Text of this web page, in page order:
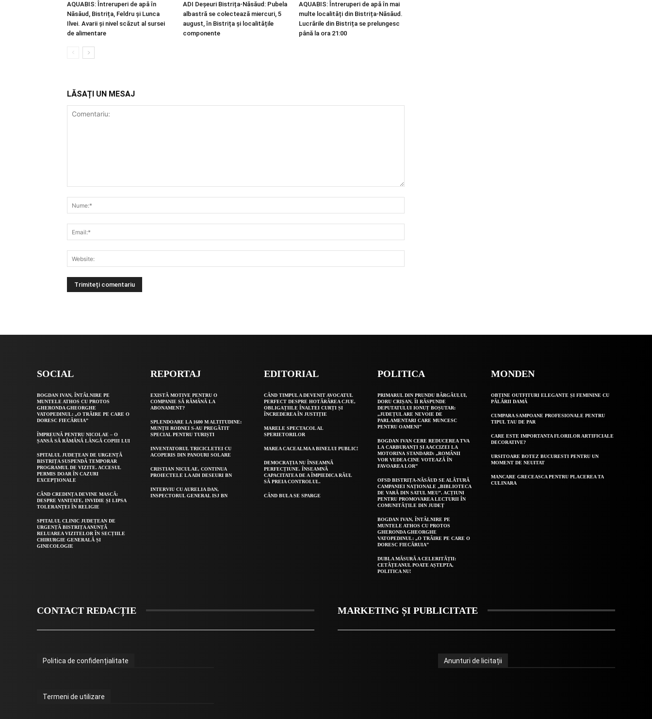
AQUABIS: Întreruperi de apă în
Năsăud, Bistrița, Feldru și Lunca
Ilvei. Avarii și nivel scăzut al sursei
de alimentare
ADI Deșeuri Bistrița-Năsăud: Pubela
albastră se colectează miercuri, 5
august, în Bistrița și localitățile
componente
AQUABIS: Întreruperi de apă în mai
multe localități din Bistrița-Năsăud.
Lucrările din Bistrița se prelungesc
până la ora 21:00
LĂSAȚI UN MESAJ
SOCIAL
BOGDAN IVAN, ÎNTÂLNIRE PE
MUNTELE ATHOS CU PROTOS
GHERONDA GHEORGHE
VATOPEDINUL: „O TRĂIRE PE CARE O
DORESC FIECĂRUIA”
ÎMPREUNĂ PENTRU NICOLAE – O
ȘANSĂ SĂ RĂMÂNĂ LÂNGĂ COPIII LUI
SPITALUL JUDEȚEAN DE URGENȚĂ
BISTRIȚA SUSPENDĂ TEMPORAR
PROGRAMUL DE VIZITE. ACCESUL
PERMIS DOAR ÎN CAZURI
EXCEPȚIONALE
CÂND CREDINȚA DEVINE MASCĂ:
DESPRE VANITATE, INVIDIE ȘI LIPSA
TOLERANȚEI ÎN RELIGIE
SPITALUL CLINIC JUDEȚEAN DE
URGENȚĂ BISTRIȚA ANUNȚĂ
RELUAREA VIZITELOR ÎN SECȚIILE
CHIRURGIE GENERALĂ ȘI
GINECOLOGIE
REPORTAJ
EXISTĂ MOTIVE PENTRU O
COMPANIE SĂ RĂMÂNĂ LA
ABONAMENT?
SPLENDOARE LA 1600 M ALTITUDINE:
MUNȚII RODNEI S-AU PREGĂTIT
SPECIAL PENTRU TURIȘTI
INVENTATORUL TRICICLETEI CU
ACOPERIS DIN PANOURI SOLARE
CRISTIAN NICULAE, CONTINUA
PROIECTELE LA ADI DESEURI BN
INTERVIU CU AURELIA DAN,
INSPECTORUL GENERAL ISJ BN
EDITORIAL
CÂND TIMPUL A DEVENIT AVOCATUL
PERFECT DESPRE HOTĂRÂREA CJUE,
OBLIGAȚIILE ÎNALTEI CURȚI ȘI
ÎNCREDEREA ÎN JUSTIȚIE
MARELE SPECTACOL AL
SPERIETORILOR
MAREA CACEALMA A BINELUI PUBLIC!
DEMOCRAȚIA NU ÎNSEAMNĂ
PERFECȚIUNE. ÎNSEAMNĂ
CAPACITATEA DE A ÎMPIEDICA RĂUL
SĂ PREIA CONTROLUL.
CÂND BULA SE SPARGE
POLITICA
PRIMARUL DIN PRUNDU BÂRGĂULUI,
DORU CRIȘAN, ÎI RĂSPUNDE
DEPUTATULUI IONUȚ BOȘUTAR:
„JUDEȚUL ARE NEVOIE DE
PARLAMENTARI CARE MUNCESC
PENTRU OAMENI”
BOGDAN IVAN CERE REDUCEREA TVA
LA CARBURANȚI ȘI AACCIZEI LA
MOTORINA STANDARD: „ROMÂNII
VOR VEDEA CINE VOTEAZĂ ÎN
FAVOAREA LOR”
OFSD BISTRIȚA-NĂSĂUD SE ALĂTURĂ
CAMPANIEI NAȚIONALE „BIBLIOTECA
DE VARĂ DIN SATUL MEU”. ACȚIUNI
PENTRU PROMOVAREA LECTURII ÎN
COMUNITĂȚILE DIN JUDEȚ
BOGDAN IVAN, ÎNTÂLNIRE PE
MUNTELE ATHOS CU PROTOS
GHERONDA GHEORGHE
VATOPEDINUL: „O TRĂIRE PE CARE O
DORESC FIECĂRUIA”
DUBLA MĂSURĂ A CELERITĂȚII:
CETĂȚEANUL POATE AȘTEPTA,
POLITICA NU!
MONDEN
OBȚINE OUTFITURI ELEGANTE ȘI FEMININE CU
PĂLĂRII DAMĂ
CUMPARA SAMPOANE PROFESIONALE PENTRU
TIPUL TAU DE PAR
CARE ESTE IMPORTANTA FLORILOR ARTIFICIALE
DECORATIVE?
URSITOARE BOTEZ BUCURESTI PENTRU UN
MOMENT DE NEUITAT
MANCARE GRECEASCA PENTRU PLACEREA TA
CULINARA
CONTACT REDACȚIE MARKETING ȘI PUBLICITATE
Politica de confidențialitate
Termeni de utilizare
Anunturi de licitații